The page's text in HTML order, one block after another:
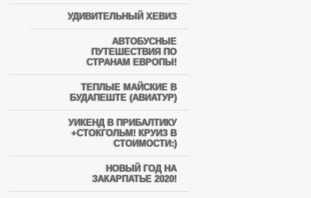
УДИВИТЕЛЬНЫЙ ХЕВИЗ
АВТОБУСНЫЕ
ПУТЕШЕСТВИЯ ПО
СТРАНАМ ЕВРОПЫ!
ТЕПЛЫЕ МАЙСКИЕ В
БУДАПЕШТЕ (АВИАТУР)
УИКЕНД В ПРИБАЛТИКУ
+СТОКГОЛЬМ! КРУИЗ В
СТОИМОСТИ:)
НОВЫЙ ГОД НА
ЗАКАРПАТЬЕ 2020!